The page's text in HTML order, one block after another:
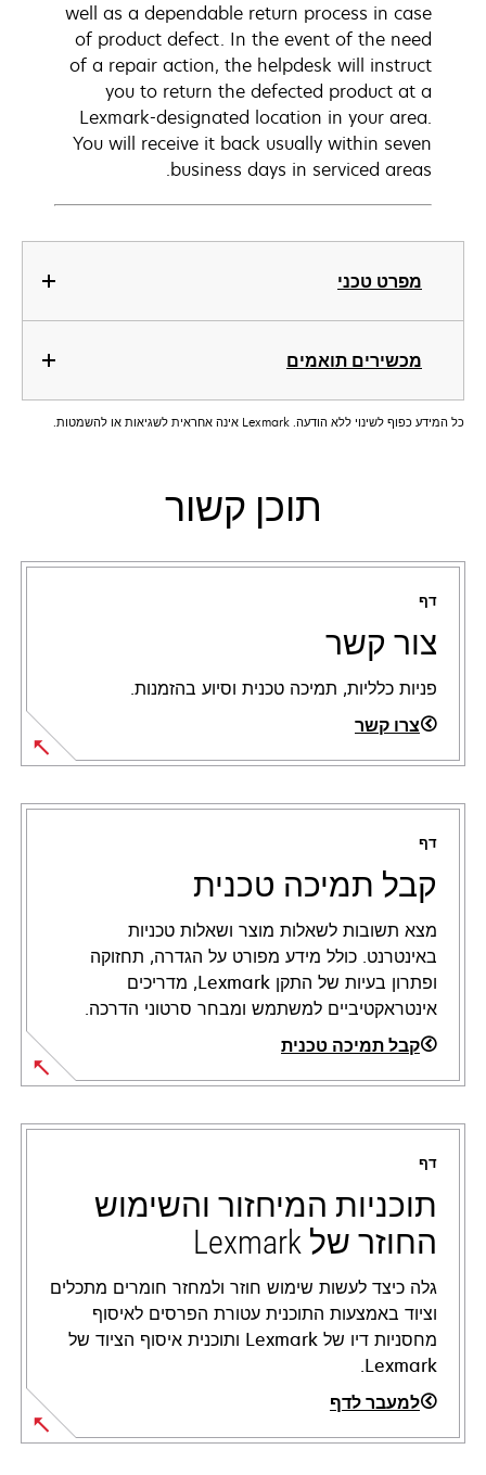
מפרט טכני
מכשירים תואמים
well as a dependable return process in case
of product defect. In the event of the need
of a repair action, the helpdesk will instruct
you to return the defected product at a
Lexmark-designated location in your area.
You will receive it back usually within seven
business days in serviced areas.
כל המידע כפוף לשינוי ללא הודעה. Lexmark אינה אחראית לשגיאות או להשמטות.
תוכן קשור
דף
צור קשר
פניות כלליות, תמיכה טכנית וסיוע בהזמנות.
צרו קשר
דף
קבל תמיכה טכנית
מצא תשובות לשאלות מוצר ושאלות טכניות
באינטרנט. כולל מידע מפורט על הגדרה, תחזוקה
ופתרון בעיות של התקן Lexmark, מדריכים
אינטראקטיביים למשתמש ומבחר סרטוני הדרכה.
קבל תמיכה טכנית
opens
in
new
tab
דף
תוכניות המיחזור והשימוש
החוזר של Lexmark
גלה כיצד לעשות שימוש חוזר ולמחזר חומרים מתכלים
וציוד באמצעות התוכנית עטורת הפרסים לאיסוף
מחסניות דיו של Lexmark ותוכנית איסוף הציוד של
Lexmark.
למעבר לדף